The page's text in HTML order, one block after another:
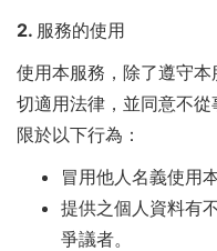
2. 服務的使用
使用本服務，除了遵守
切適用法律，並同意不
限於以下行為：
冒用他人名義使用
提供之個人資料有
爭議者。